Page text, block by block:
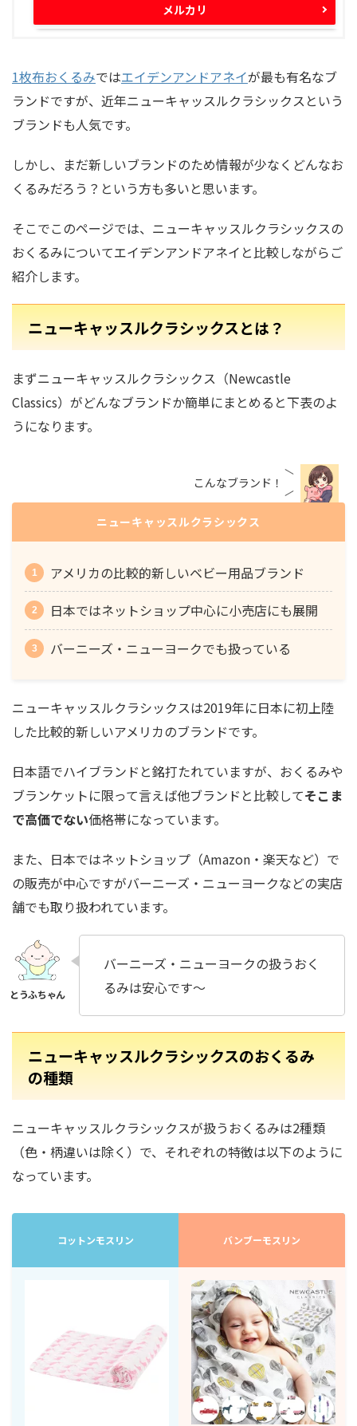
メルカリ
1枚布おくるみではエイデンアンドアネイが最も有名なブ
ランドですが、近年ニューキャッスルクラシックスという
ブランドも人気です。
しかし、まだ新しいブランドのため情報が少なくどんなお
くるみだろう？という方も多いと思います。
そこでこのページでは、ニューキャッスルクラシックスの
おくるみについてエイデンアンドアネイと比較しながらご
紹介します。
ニューキャッスルクラシックスとは？
まずニューキャッスルクラシックス（Newcastle
Classics）がどんなブランドか簡単にまとめると下表のよ
うになります。
こんなブランド！
ニューキャッスルクラシックス
アメリカの比較的新しいベビー用品ブランド
日本ではネットショップ中心に小売店にも展開
バーニーズ・ニューヨークでも扱っている
ニューキャッスルクラシックスは2019年に日本に初上陸
した比較的新しいアメリカのブランドです。
日本語でハイブランドと銘打たれていますが、おくるみや
ブランケットに限って言えば他ブランドと比較してそこま
で高価でない価格帯になっています。
また、日本ではネットショップ（Amazon・楽天など）で
の販売が中心ですがバーニーズ・ニューヨークなどの実店
舗でも取り扱われています。
バーニーズ・ニューヨークの扱うおく
るみは安心です〜
ニューキャッスルクラシックスのおくるみ
の種類
ニューキャッスルクラシックスが扱うおくるみは2種類
（色・柄違いは除く）で、それぞれの特徴は以下のように
なっています。
コットンモスリン バンブーモスリン